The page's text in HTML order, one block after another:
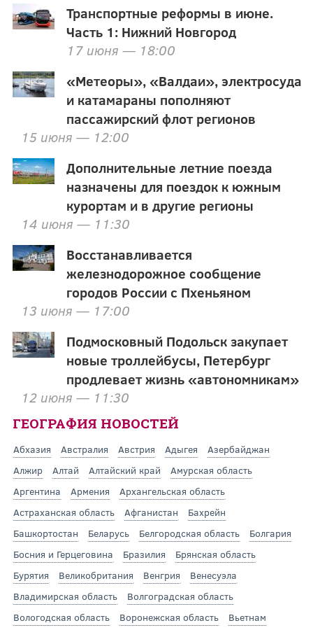
Транспортные реформы в июне.
Часть 1: Нижний Новгород
17 июня — 18:00
«Метеоры», «Валдаи», электросуда
и катамараны пополняют
пассажирский флот регионов
15 июня — 12:00
Дополнительные летние поезда
назначены для поездок к южным
курортам и в другие регионы
14 июня — 11:30
Восстанавливается
железнодорожное сообщение
городов России с Пхеньяном
13 июня — 17:00
Подмосковный Подольск закупает
новые троллейбусы, Петербург
продлевает жизнь «автономникам»
12 июня — 11:30
ГЕОГРАФИЯ НОВОСТЕЙ
Абхазия Австралия Австрия Адыгея
Азербайджан
Алжир
Алтай Алтайский край
Амурская область
Аргентина
Армения
Архангельская область
Астраханская область
Афганистан
Бахрейн
Башкортостан
Беларусь Белгородская область
Болгария
Босния и Герцеговина
Бразилия
Брянская область
Бурятия
Великобритания Венгрия
Венесуэла
Владимирская область
Волгоградская область
Вологодская область
Воронежская область
Вьетнам